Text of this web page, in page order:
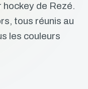
hockey de Rezé.
tous réunis au
les couleurs